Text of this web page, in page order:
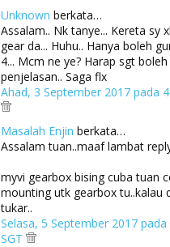
Unknown berkata…
Assalam.. Nk tanye... Kereta sy
gear da... Huhu.. Hanya boleh
4... Mcm ne ye? Harap sgt
penjelasan.. Saga flx
Ahad, 3 September 2017 pada
Masalah Enjin berkata…
Assalam tuan..maaf lambat
myvi gearbox bising cuba tuan
mounting utk gearbox tu..kalau
tukar..
Selasa, 5 September 2017 pada
SGT